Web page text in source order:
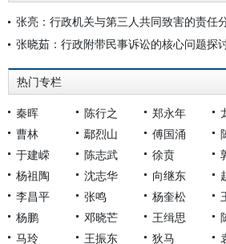
张亮：行政机关与第三人共同致害的责任
张晓茹：行政附带民事诉讼的核心问题探
热门专栏
秦晖 陈行之 郑永年
曹林
鄢烈山 傅国涌
于建嵘
陈志武 徐贲
杨祖陶
沈志华 向继东
李昌平
张鸣 杨奎松
杨鹏
邓晓芒 王缉思
马玲
王振东 狄马